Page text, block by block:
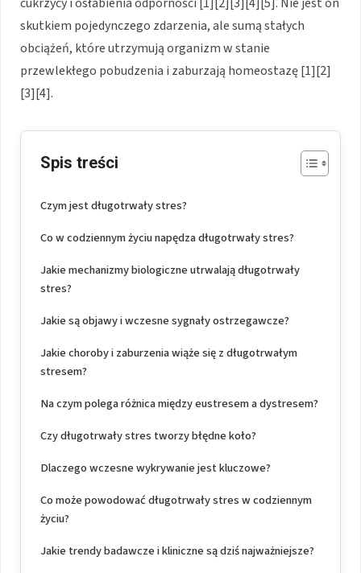
skutkiem pojedynczego zdarzenia, ale sumą stałych
obciążeń, które utrzymują organizm w stanie
przewlekłego pobudzenia i zaburzają homeostazę [1][2]
[3][4].
Spis treści
Czym jest długotrwały stres?
Co w codziennym życiu napędza długotrwały stres?
Jakie mechanizmy biologiczne utrwalają długotrwały
stres?
Jakie są objawy i wczesne sygnały ostrzegawcze?
Jakie choroby i zaburzenia wiąże się z długotrwałym
stresem?
Na czym polega różnica między eustresem a dystresem?
Czy długotrwały stres tworzy błędne koło?
Dlaczego wczesne wykrywanie jest kluczowe?
Co może powodować długotrwały stres w codziennym
życiu?
Jakie trendy badawcze i kliniczne są dziś najważniejsze?